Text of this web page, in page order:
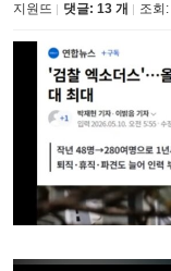
지원뜨 댓글: 13 개 조회: